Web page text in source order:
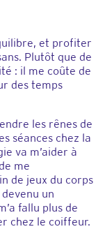
et profiter
Plutôt que de
: il me coûte de
des temps
les rênes de
séances chez la
va m’aider à
me
de jeux du corps
un
fallu plus de
chez le coiffeur.